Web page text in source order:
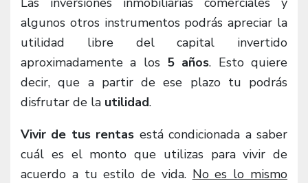
algunos otros instrumentos podrás apreciar la
utilidad libre del capital invertido
aproximadamente a los 5 años. Esto quiere
decir, que a partir de ese plazo tu podrás
disfrutar de la utilidad.
Vivir de tus rentas está condicionada a saber
cuál es el monto que utilizas para vivir de
acuerdo a tu estilo de vida. No es lo mismo